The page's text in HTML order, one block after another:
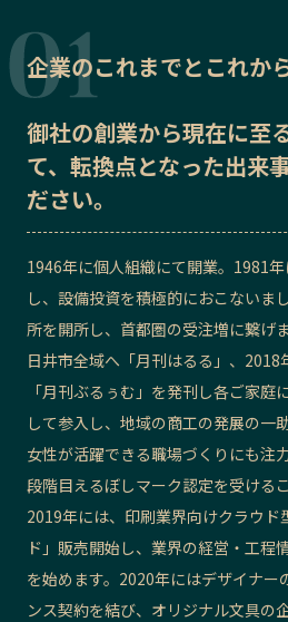
「人」から探す
記事ライター ア
お問い合わせ 会社概要
企業のこれまでとこれか
御社の創業から現在に至
て、転換点となった出来
ださい。
1946年に個人組織にて開業。1981
し、設備投資を積極的におこないま
所を開所し、首都圏の受注増に繋げ
日井市全域へ「月刊はるる」、2018
「月刊ぶるぅむ」を発刊し各ご家庭
して参入し、地域の商工の発展の一
女性が活躍できる職場づくりにも注
段階目えるぼしマーク認定を受ける
2019年には、印刷業界向けクラウド
ド」販売開始し、業界の経営・工程
を始めます。2020年にはデザイナー
ンス契約を結び、オリジナル文具の